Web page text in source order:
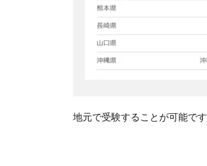
地元で受験することが可能です